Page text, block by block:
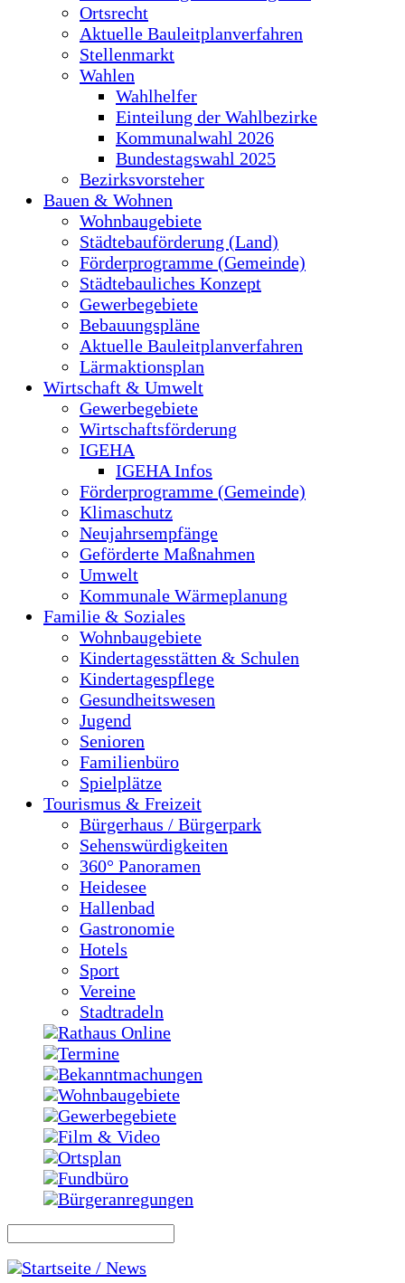
Ortsrecht
Aktuelle Bauleitplanverfahren
Stellenmarkt
Wahlen
Wahlhelfer
Einteilung der Wahlbezirke
Kommunalwahl 2026
Bundestagswahl 2025
Bezirksvorsteher
Bauen & Wohnen
Wohnbaugebiete
Städtebauförderung (Land)
Förderprogramme (Gemeinde)
Städtebauliches Konzept
Gewerbegebiete
Bebauungspläne
Aktuelle Bauleitplanverfahren
Lärmaktionsplan
Wirtschaft & Umwelt
Gewerbegebiete
Wirtschaftsförderung
IGEHA
IGEHA Infos
Förderprogramme (Gemeinde)
Klimaschutz
Neujahrsempfänge
Geförderte Maßnahmen
Umwelt
Kommunale Wärmeplanung
Familie & Soziales
Wohnbaugebiete
Kindertagesstätten & Schulen
Kindertagespflege
Gesundheitswesen
Jugend
Senioren
Familienbüro
Spielplätze
Tourismus & Freizeit
Bürgerhaus / Bürgerpark
Sehenswürdigkeiten
360° Panoramen
Heidesee
Hallenbad
Gastronomie
Hotels
Sport
Vereine
Stadtradeln
Rathaus Online
Termine
Bekanntmachungen
Wohnbaugebiete
Gewerbegebiete
Film & Video
Ortsplan
Fundbüro
Bürgeranregungen
Startseite / News